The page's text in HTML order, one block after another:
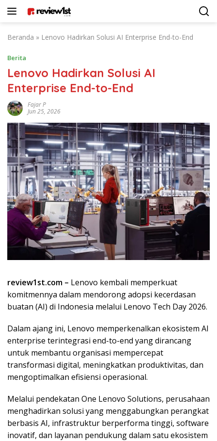
Beranda » Lenovo Hadirkan Solusi AI Enterprise End-to-End
Berita
Lenovo Hadirkan Solusi AI
Enterprise End-to-End
Fajar P
Jun 25, 2026
review1st.com – Lenovo kembali memperkuat
komitmennya dalam mendorong adopsi kecerdasan
buatan (AI) di Indonesia melalui Lenovo Tech Day 2026.
Dalam ajang ini, Lenovo memperkenalkan ekosistem AI
enterprise terintegrasi end-to-end yang dirancang
untuk membantu organisasi mempercepat
transformasi digital, meningkatkan produktivitas, dan
mengoptimalkan efisiensi operasional.
Melalui pendekatan One Lenovo Solutions, perusahaan
menghadirkan solusi yang menggabungkan perangkat
berbasis AI, infrastruktur berperforma tinggi, software
inovatif, dan layanan pendukung dalam satu ekosistem